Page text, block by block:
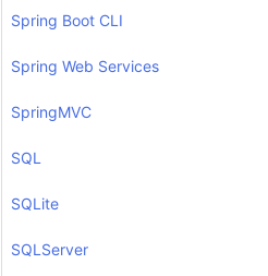
Spring Boot CLI
Spring Web Services
SpringMVC
SQL
SQLite
SQLServer